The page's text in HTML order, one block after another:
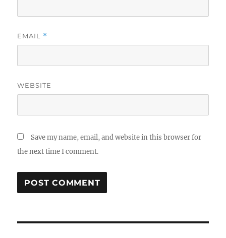
EMAIL *
WEBSITE
Save my name, email, and website in this browser for
the next time I comment.